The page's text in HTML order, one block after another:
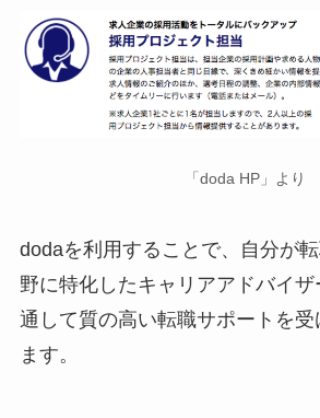
「doda HP」より
dodaを利用することで、自分が
野に特化したキャリアアドバイ
通して質の高い転職サポートを受
ます。